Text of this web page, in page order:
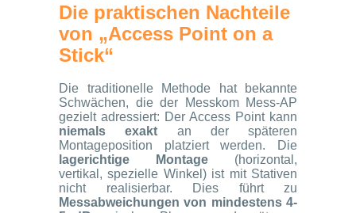
Die praktischen Nachteile
von „Access Point on a
Stick“
Die traditionelle Methode hat bekannte
Schwächen, die der Messkom Mess-AP
gezielt adressiert: Der Access Point kann
niemals exakt an der späteren
Montageposition platziert werden. Die
lagerichtige Montage (horizontal,
vertikal, spezielle Winkel) ist mit Stativen
nicht realisierbar. Dies führt zu
Messabweichungen von mindestens 4-